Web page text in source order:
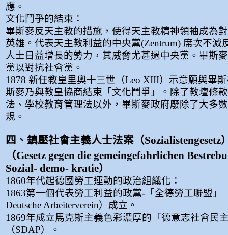
應。
文化鬥爭的結束：
畢斯麥反天主教的措施，使得天主教精神領袖成為
英雄。代表天主教利益的中央黨(Zentrum) 席次不減
人士日益增長的勢力，其威脅尤甚過中央黨。畢斯
黨以對抗社會黨。
1878 新任教皇里奧十三世（Leo XIII）示意願與畢
斯麥乃與教皇協商結束「文化鬥爭」。除了教壇條
法、學校教育管理法以外，畢斯麥政府廢除了大多
規。
四、鎮壓社會主義人士法案（Sozialistengesetz
（Gesetz gegen die gemeingefahrlichen
Sozial- demo- kratie）
1860年代起德國勞工運動的政治組織化：
1863第一個代表勞工利益的政黨-「全德勞工聯盟」
Deutsche Arbeiterverein）成立。
1869年成立馬克斯主義色彩濃厚的「德意志社會民
（SDAP）。